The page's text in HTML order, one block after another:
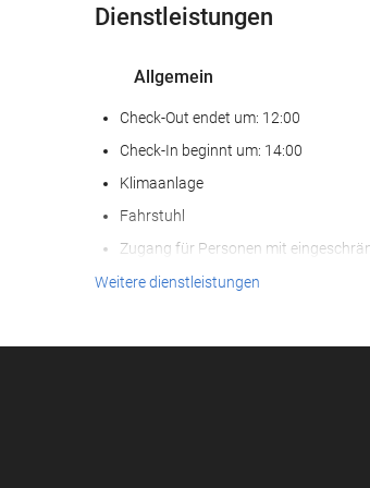
Dienstleistungen
Allgemein
Check-Out endet um: 12:00
Check-In beginnt um: 14:00
Klimaanlage
Fahrstuhl
Zugang für Personen mit
Nichtraucher-Räume
Weitere dienstleistungen